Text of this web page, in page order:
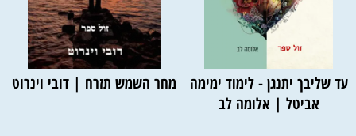
עד שליבך יתנגן - לימוד ימימה
אביטל | אלומה לב
מחר השמש תזרח | דובי וינרוט